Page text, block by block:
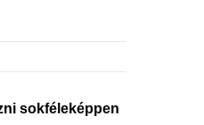
sokféleképpen